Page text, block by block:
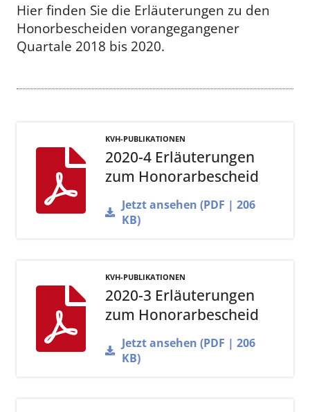
Hier finden Sie die Erläuterungen zu den
Honorbescheiden vorangegangener
Quartale 2018 bis 2020.
KVH-PUBLIKATIONEN
2020-4 Erläuterungen
zum Honorarbescheid
Jetzt ansehen (PDF | 206
KB)
KVH-PUBLIKATIONEN
2020-3 Erläuterungen
zum Honorarbescheid
Jetzt ansehen (PDF | 206
KB)